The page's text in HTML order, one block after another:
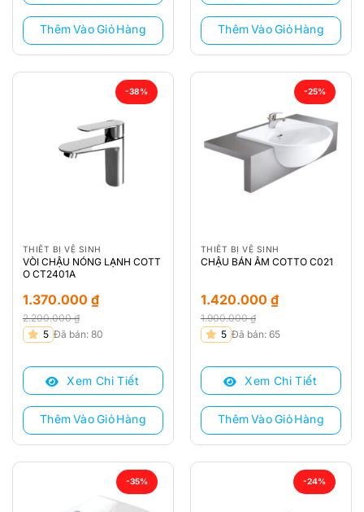
1.360.000 ₫.
Thêm Vào Giỏ Hàng
1.370.000 ₫.
Thêm Vào Giỏ Hàng
-38%
THIẾT BỊ VỆ SINH
VÒI CHẬU NÓNG LẠNH COTT
O CT2401A
2.200.000₫
Giá
là:
2.200.000 ₫.
1.370.000 ₫
Giá
tại
1.370.000 ₫.
5 Đã bán: 80
Xem Chi Tiết
Thêm Vào Giỏ Hàng
-25%
THIẾT BỊ VỆ SINH
CHẬU BÁN ÂM COTTO C021
1.900.000₫
Giá
là:
1.900.000 ₫.
1.420.000 ₫
Giá
tại
1.420.000 ₫.
5 Đã bán: 65
Xem Chi Tiết
Thêm Vào Giỏ Hàng
-35% -24%